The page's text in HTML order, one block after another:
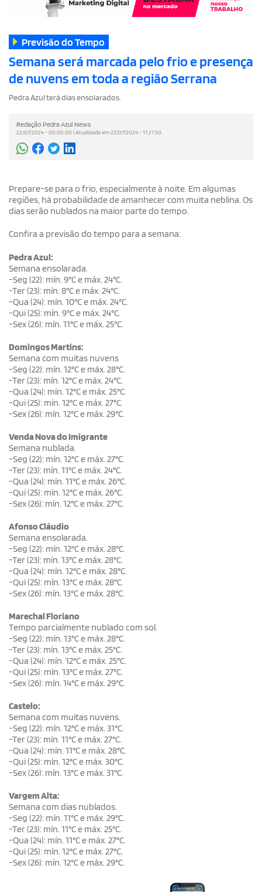
Previsão do Tempo
Semana será marcada pelo frio e presença
de nuvens em toda a região Serrana
Pedra Azul terá dias ensolarados.
Redação Pedra Azul News
22/07/2024 - 00:00:00 | Atualizada em 22/07/2024 - 11:21:50
Prepare-se para o frio, especialmente à noite. Em algumas
regiões, há probabilidade de amanhecer com muita neblina. Os
dias serão nublados na maior parte do tempo.
Confira a previsão do tempo para a semana:
Pedra Azul:
Semana ensolarada.
-Seg (22): mín. 9°C e máx. 24°C.
-Ter (23): mín. 8°C e máx. 24°C.
-Qua (24): mín. 10°C e máx. 24°C.
-Qui (25): mín. 9°C e máx. 24°C.
-Sex (26): mín. 11°C e máx. 25°C.
Domingos Martins:
Semana com muitas nuvens
-Seg (22): mín. 12°C e máx. 28°C.
-Ter (23): mín. 12°C e máx. 24°C.
-Qua (24): mín. 12°C e máx. 25°C.
-Qui (25): mín. 12°C e máx. 27°C.
-Sex (26): mín. 12°C e máx. 29°C.
Venda Nova do Imigrante
Semana nublada.
-Seg (22): mín. 12°C e máx. 27°C.
-Ter (23): mín. 11°C e máx. 24°C.
-Qua (24): mín. 11°C e máx. 26°C.
-Qui (25): mín. 12°C e máx. 26°C.
-Sex (26): mín. 12°C e máx. 27°C.
Afonso Cláudio
Semana ensolarada.
-Seg (22): mín. 12°C e máx. 28°C.
-Ter (23): mín. 13°C e máx. 28°C.
-Qua (24): mín. 12°C e máx. 28°C.
-Qui (25): mín. 13°C e máx. 28°C.
-Sex (26): mín. 13°C e máx. 28°C.
Marechal Floriano
Tempo parcialmente nublado com sol.
-Seg (22): mín. 13°C e máx. 28°C.
-Ter (23): mín. 13°C e máx. 25°C.
-Qua (24): mín. 12°C e máx. 25°C.
-Qui (25): mín. 13°C e máx. 27°C.
-Sex (26): mín. 14°C e máx. 29°C.
Castelo:
Semana com muitas nuvens.
-Seg (22): mín. 12°C e máx. 31°C.
-Ter (23): mín. 11°C e máx. 27°C.
-Qua (24): mín. 11°C e máx. 28°C.
-Qui (25): mín. 12°C e máx. 30°C.
-Sex (26): mín. 13°C e máx. 31°C.
Vargem Alta:
Semana com dias nublados.
-Seg (22): mín. 11°C e máx. 29°C.
-Ter (23): mín. 11°C e máx. 25°C.
-Qua (24): mín. 11°C e máx. 27°C.
-Qui (25): mín. 12°C e máx. 27°C.
-Sex (26): mín. 12°C e máx. 29°C.